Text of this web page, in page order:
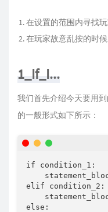
在设置的范围内寻找
在玩家故意乱按的时
1_If_I...
我们首先介绍今天要用
的一般形式如下所示：
if condition_1:
elif condition_2:
else: